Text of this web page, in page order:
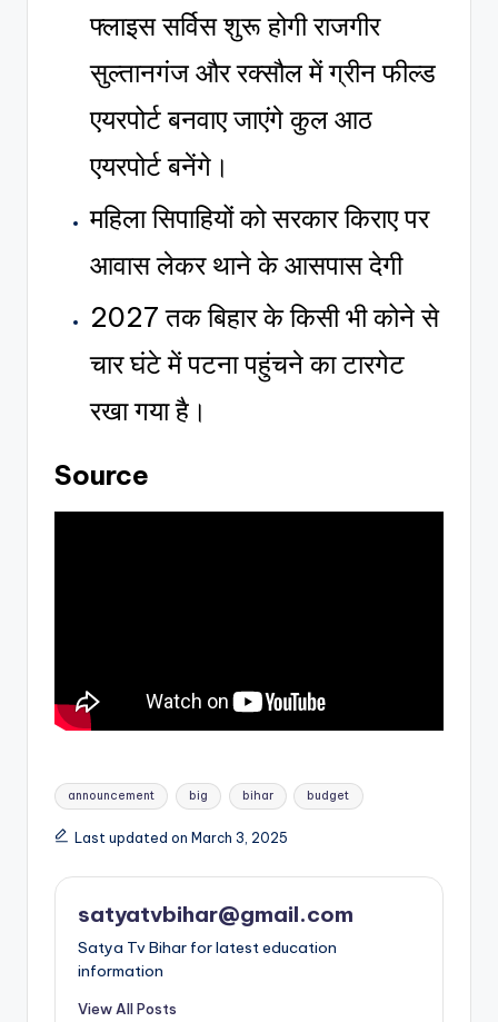
फ्लाइस सर्विस शुरू होगी राजगीर
सुल्तानगंज और रक्सौल में ग्रीन फील्ड
एयरपोर्ट बनवाए जाएंगे कुल आठ
एयरपोर्ट बनेंगे।
महिला सिपाहियों को सरकार किराए पर
आवास लेकर थाने के आसपास देगी
2027 तक बिहार के किसी भी कोने से
चार घंटे में पटना पहुंचने का टारगेट
रखा गया है।
Source
announcement big bihar budget
Last updated on March 3, 2025
satyatvbihar@gmail.com
Satya Tv Bihar for latest education
information
View All Posts